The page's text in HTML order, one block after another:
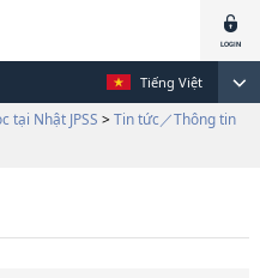
Tiếng Việt
tại Nhật JPSS > Tin tức／Thông tin